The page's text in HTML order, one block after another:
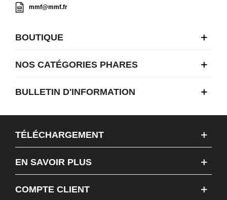
mmf@mmf.fr
BOUTIQUE
NOS CATÉGORIES PHARES
BULLETIN D'INFORMATION
TÉLÉCHARGEMENT
EN SAVOIR PLUS
COMPTE CLIENT